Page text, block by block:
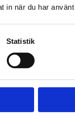
in när du har
Statistik
stora mjuka
av den medföljande